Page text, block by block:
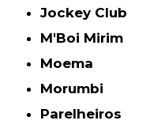
Jockey Club
M'Boi Mirim
Moema
Morumbi
Parelheiros